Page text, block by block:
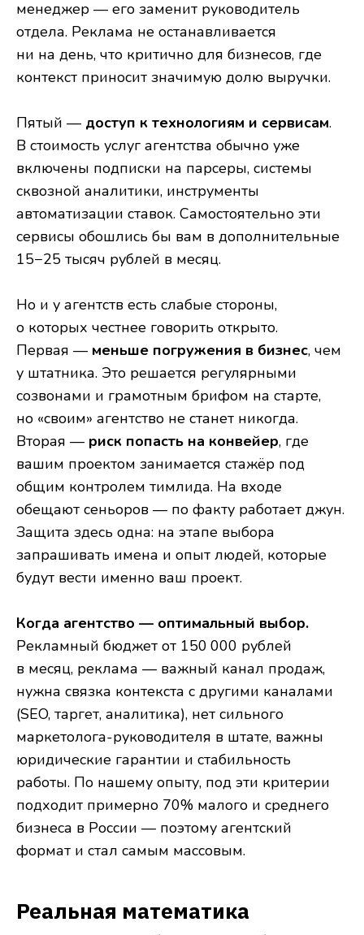
менеджер — его заменит руководитель
отдела. Реклама не останавливается
ни на день, что критично для бизнесов, где
контекст приносит значимую долю выручки.
Пятый — доступ к технологиям и сервисам.
В стоимость услуг агентства обычно уже
включены подписки на парсеры, системы
сквозной аналитики, инструменты
автоматизации ставок. Самостоятельно эти
сервисы обошлись бы вам в дополнительные
15−25 тысяч рублей в месяц.
Но и у агентств есть слабые стороны,
о которых честнее говорить открыто.
Первая — меньше погружения в бизнес, чем
у штатника. Это решается регулярными
созвонами и грамотным брифом на старте,
но «своим» агентство не станет никогда.
Вторая — риск попасть на конвейер, где
вашим проектом занимается стажёр под
общим контролем тимлида. На входе
обещают сеньоров — по факту работает джун.
Защита здесь одна: на этапе выбора
запрашивать имена и опыт людей, которые
будут вести именно ваш проект.
Когда агентство — оптимальный выбор.
Рекламный бюджет от 150 000 рублей
в месяц, реклама — важный канал продаж,
нужна связка контекста с другими каналами
(SEO, таргет, аналитика), нет сильного
маркетолога-руководителя в штате, важны
юридические гарантии и стабильность
работы. По нашему опыту, под эти критерии
подходит примерно 70% малого и среднего
бизнеса в России — поэтому агентский
формат и стал самым массовым.
Реальная математика